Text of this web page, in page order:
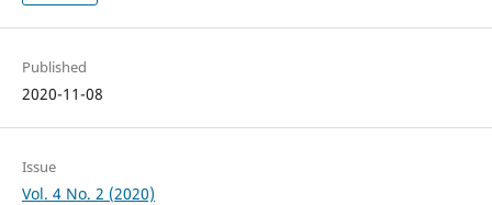
Published
2020-11-08
Issue
Vol. 4 No. 2 (2020)